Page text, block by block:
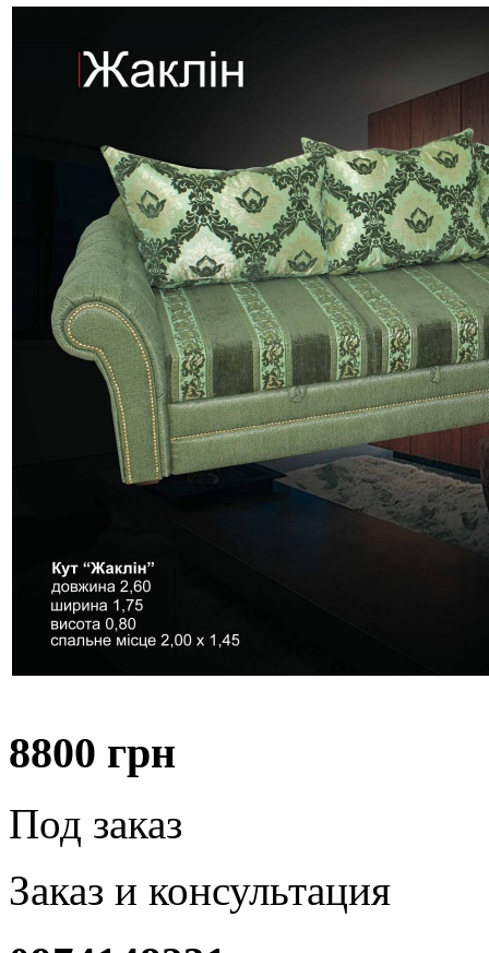
8800 грн
Под заказ
Заказ и консультация